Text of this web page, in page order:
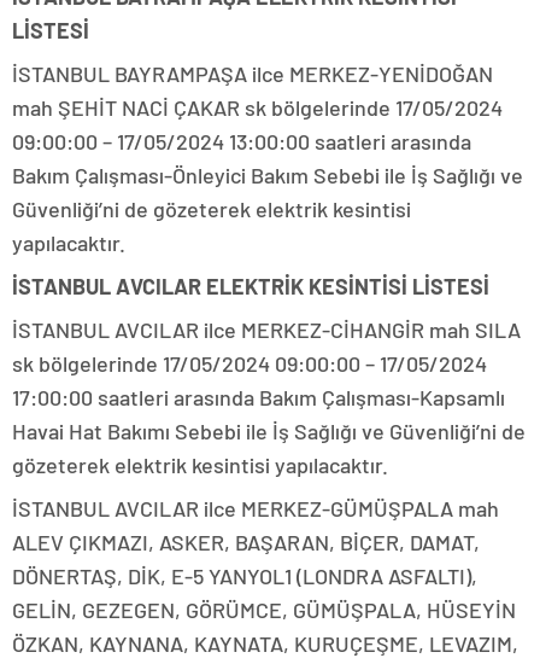
LİSTESİ
İSTANBUL BAYRAMPAŞA ilce MERKEZ-YENİDOĞAN
mah ŞEHİT NACİ ÇAKAR sk bölgelerinde 17/05/2024
09:00:00 – 17/05/2024 13:00:00 saatleri arasında
Bakım Çalışması-Önleyici Bakım Sebebi ile İş Sağlığı ve
Güvenliği’ni de gözeterek elektrik kesintisi
yapılacaktır.
İSTANBUL AVCILAR ELEKTRİK KESİNTİSİ LİSTESİ
İSTANBUL AVCILAR ilce MERKEZ-CİHANGİR mah SILA
sk bölgelerinde 17/05/2024 09:00:00 – 17/05/2024
17:00:00 saatleri arasında Bakım Çalışması-Kapsamlı
Havai Hat Bakımı Sebebi ile İş Sağlığı ve Güvenliği’ni de
gözeterek elektrik kesintisi yapılacaktır.
İSTANBUL AVCILAR ilce MERKEZ-GÜMÜŞPALA mah
ALEV ÇIKMAZI, ASKER, BAŞARAN, BİÇER, DAMAT,
DÖNERTAŞ, DİK, E-5 YANYOL1 (LONDRA ASFALTI),
GELİN, GEZEGEN, GÖRÜMCE, GÜMÜŞPALA, HÜSEYİN
ÖZKAN, KAYNANA, KAYNATA, KURUÇEŞME, LEVAZIM,